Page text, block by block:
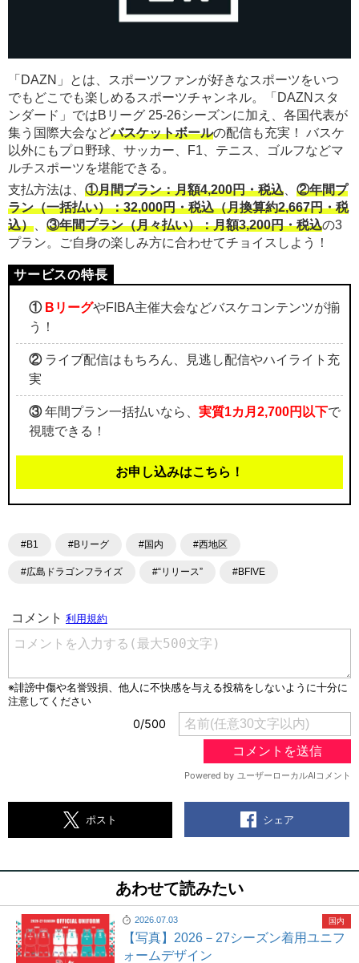
「DAZN」とは、スポーツファンが好きなスポーツをいつ
でもどこでも楽しめるスポーツチャンネル。「DAZNスタ
ンダード」ではBリーグ 25-26シーズンに加え、各国代表が
集う国際大会などバスケットボールの配信も充実！ バスケ
以外にもプロ野球、サッカー、F1、テニス、ゴルフなどマ
ルチスポーツを堪能できる。
支払方法は、 ①月間プラン：月額4,200円・税込
②年間プ
ラン（一括払い）：32,000円・税込（月換算約2,667円・税
込）
③年間プラン（月々払い）：月額3,200円・税込の3
プラン。ご自身の楽しみ方に合わせてチョイスしよう！
① BリーグやFIBA主催大会などバスケコンテンツが揃
う！
②ライブ配信はもちろん、見逃し配信やハイライト充
実
③年間プラン一括払いなら、 実質1カ月2,700円以下で
視聴できる！
お申し込みはこちら！
#B1 #Bリーグ #国内 #西地区
#広島ドラゴンフライズ #“リリース” #BFIVE
ポスト シェア
あわせて読みたい
2026.07.03
【写真】2026－27シーズン着用ユニフ
ォームデザイン
国内